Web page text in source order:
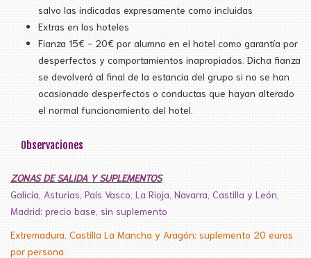
salvo las indicadas expresamente como incluidas
Extras en los hoteles
Fianza 15€ - 20€ por alumno en el hotel como garantía por
desperfectos y comportamientos inapropiados. Dicha fianza
se devolverá al final de la estancia del grupo si no se han
ocasionado desperfectos o conductas que hayan alterado
el normal funcionamiento del hotel.
Observaciones
ZONAS DE SALIDA Y SUPLEMENTOS
Galicia, Asturias, País Vasco, La Rioja, Navarra, Castilla y León,
Madrid: precio base, sin suplemento
Extremadura, Castilla La Mancha y Aragón: suplemento 20 euros
por persona